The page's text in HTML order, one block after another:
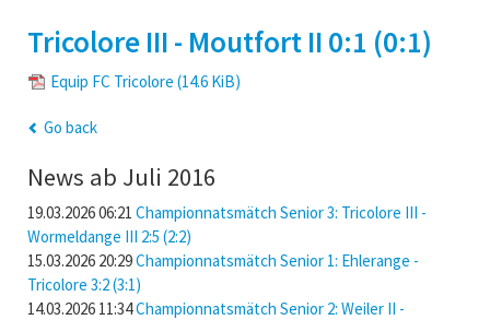
Tricolore III - Moutfort II 0:1 (0:1)
Equip FC Tricolore (14.6 KiB)
Go back
News ab Juli 2016
19.03.2026 06:21 Championnatsmätch Senior 3: Tricolore III -
Wormeldange III 2:5 (2:2)
15.03.2026 20:29Championnatsmätch Senior 1: Ehlerange -
Tricolore 3:2 (3:1)
14.03.2026 11:34Championnatsmätch Senior 2: Weiler II -